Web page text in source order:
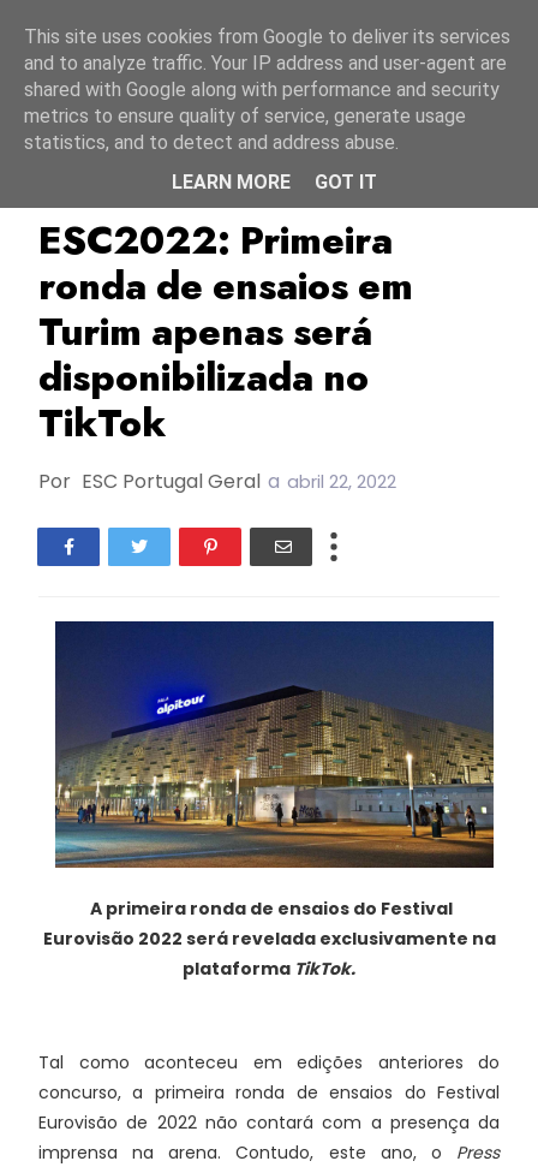
Ensaios ESC2022 ESC2022 Pala Alpitour
ESC2022: Primeira
ronda de ensaios em
Turim apenas será
disponibilizada no
TikTok
Por ESC Portugal Geral a abril 22, 2022
A primeira ronda de ensaios do Festival
Eurovisão 2022 será revelada exclusivamente na
plataforma TikTok.
Tal como aconteceu em edições anteriores do
concurso, a primeira ronda de ensaios do Festival
Eurovisão de 2022 não contará com a presença da
imprensa na arena. Contudo, este ano, o Press
This site uses cookies from Google to deliver its services
and to analyze traffic. Your IP address and user-agent are
shared with Google along with performance and security
metrics to ensure quality of service, generate usage
statistics, and to detect and address abuse.
LEARN MORE
GOT IT